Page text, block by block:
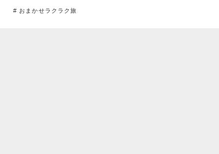
# おまかせラクラク旅